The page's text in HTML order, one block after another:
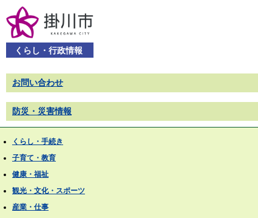
くらし・行政情報
お問い合わせ
防災・災害情報
くらし・手続き
子育て・教育
健康・福祉
観光・文化・スポーツ
産業・仕事